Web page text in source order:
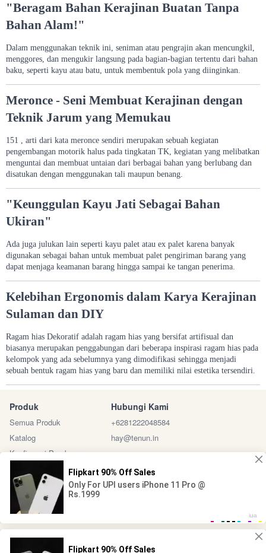
"Beragam Bahan Kerajinan Buatan Tanpa
Bahan Alam!"
Dalam menggunakan teknik ini, seniman atau pengrajin akan mencungkil,
menggores, dan mengukir langsung pada bagian-bagian tertentu dari bahan
baku, seperti kayu atau batu, untuk membentuk pola yang diinginkan.
Meronce - Seni Membuat Kerajinan dengan
Teknik Jarum yang Memukau
151 , arti dari kata meronce sendiri merupakan sebuah kegiatan
pengembangan motorik halus pada tingkatan TK, kegiatan yang melibatkan
menguntai dan membuat untaian dari berbagai bahan yang berlubang dan
disatukan dengan menggunakan tali maupun benang.
"Keunggulan Kayu Jati Sebagai Bahan
Ukiran"
Ada juga julukan lain seperti kayu palet atau ex palet karena banyak
digunakan sebagai bahan untuk membuat palet pengiriman barang yang
dapat menjaga keamanan barang hingga sampai ke tangan penerima.
Kelebihan Ergonomis dalam Karya Kerajinan
Sulaman dan DIY
Ragam hias Dekoratif adalah ragam hias yang bersifat artifisual dan
biasanya merupakan penggabungan dari beberapa inspirasi ragam hias pada
kelompok yang ada sebelumnya yang dimodifikasi sehingga menjadi
sebuah bentuk ragam hias yang baru dan memiliki nilai estetika tersendiri.
Produk
Semua Produk
Katalog
Konfirmasi Pembayaran
Hubungi Kami
+6281222048584
hay@tenun.in
Sosial Media Marketplace